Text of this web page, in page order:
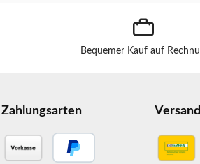
Bequemer Kauf auf
Zahlungsarten